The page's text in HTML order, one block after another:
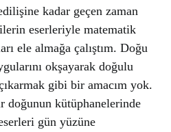
kadar geçen zaman
eserleriyle matematik
ele almağa çalıştım. Doğu
okşayarak doğulu
gibi bir amacım yok.
doğunun kütüphanelerinde
gün yüzüne